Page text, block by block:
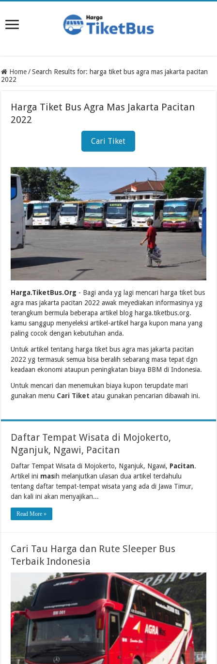
Home / Search Results for: harga tiket bus agra mas jakarta pacitan
2022
Harga Tiket Bus Agra Mas Jakarta Pacitan
2022
Cari Tiket
Harga.TiketBus.Org - Bagi anda yg lagi mencari harga tiket bus
agra mas jakarta pacitan 2022 awak meyediakan informasinya yg
terangkum bermula beberapa artikel blog harga.tiketbus.org.
kamu sanggup menyeleksi artikel-artikel harga kupon mana yang
paling cocok dengan kebutuhan anda.
Untuk artikel tentang harga tiket bus agra mas jakarta pacitan
2022 yg termasuk semua bisa beralih sebarang masa tepat dgn
keadaan ekonomi ataupun peningkatan biaya BBM di Indonesia.
Untuk mencari dan menemukan biaya kupon terupdate mari
gunakan menu Cari Tiket atau gunakan pencarian dibawah ini.
Daftar Tempat Wisata di Mojokerto,
Nganjuk, Ngawi, Pacitan
Daftar Tempat Wisata di Mojokerto, Nganjuk, Ngawi, Pacitan.
Artikel ini masih melanjutkan ulasan dua artikel terdahulu
tentang daftar tempat-tempat wisata yang ada di Jawa Timur,
dan kali ini akan menyajikan...
Read More »
Cari Tau Harga dan Rute Sleeper Bus
Terbaik Indonesia